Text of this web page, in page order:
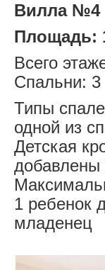
Вилла №4
Площадь:
Всего
Спальни: 3
Типы
одной из
Детская
добавлены
1 ребенок
младенец